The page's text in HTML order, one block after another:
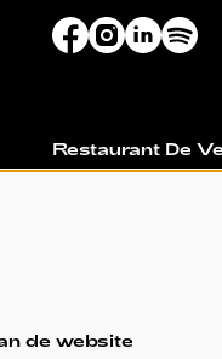
Restaurant De
de website